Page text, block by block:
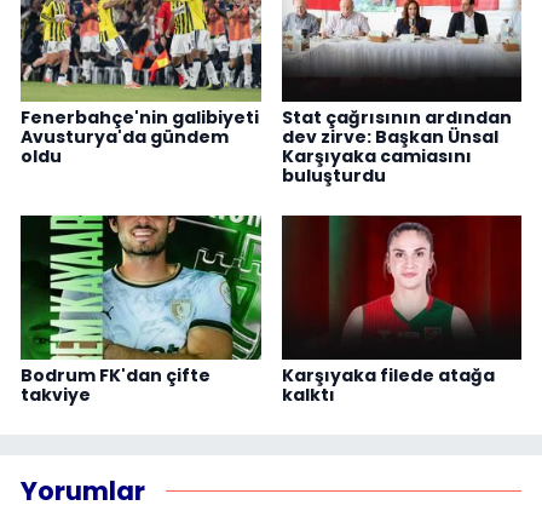
Fenerbahçe'nin galibiyeti
Avusturya'da gündem
oldu
Stat çağrısının ardından
dev zirve: Başkan Ünsal
Karşıyaka camiasını
buluşturdu
Bodrum FK'dan çifte
takviye
Karşıyaka filede atağa
kalktı
Yorumlar